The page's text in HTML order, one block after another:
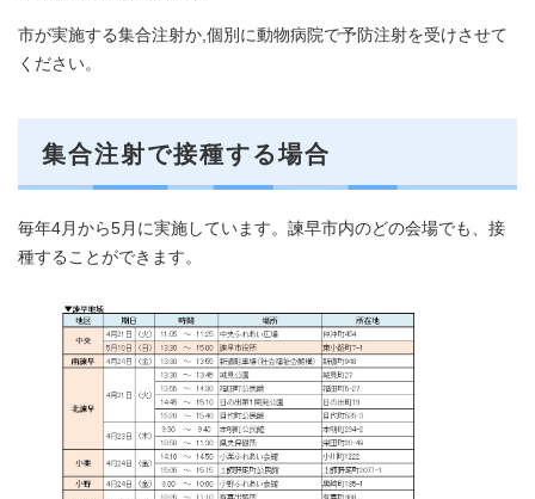
市が実施する集合注射か,個別に動物病院で予防注射を受けさせて
ください。
集合注射で接種する場合
毎年4月から5月に実施しています。諫早市内のどの会場でも、接
種することができます。